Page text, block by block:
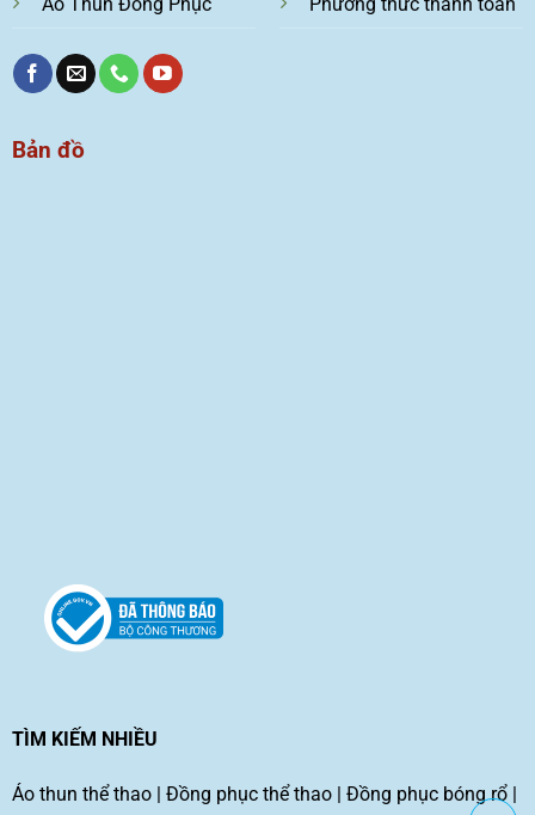
Bản đồ
TÌM KIẾM NHIỀU
Áo thun thể thao| Đồng phục thể thao| Đồng phục bóng rổ|